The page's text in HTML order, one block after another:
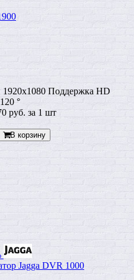
1920x1080 Поддержка HD
°
руб. за 1 шт
В корзину
Jagga DVR 1000